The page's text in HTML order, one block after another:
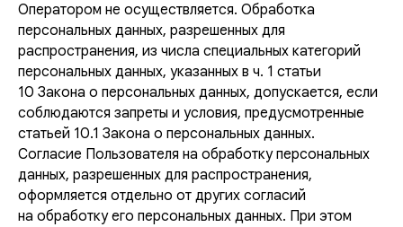
Оператором не осуществляется. Обработка
персональных данных, разрешенных для
распространения, из числа специальных категорий
персональных данных, указанных в ч. 1 статьи
10 Закона о персональных данных, допускается, если
соблюдаются запреты и условия, предусмотренные
статьей 10.1 Закона о персональных данных.
Согласие Пользователя на обработку персональных
данных, разрешенных для распространения,
оформляется отдельно от других согласий
на обработку его персональных данных. При этом